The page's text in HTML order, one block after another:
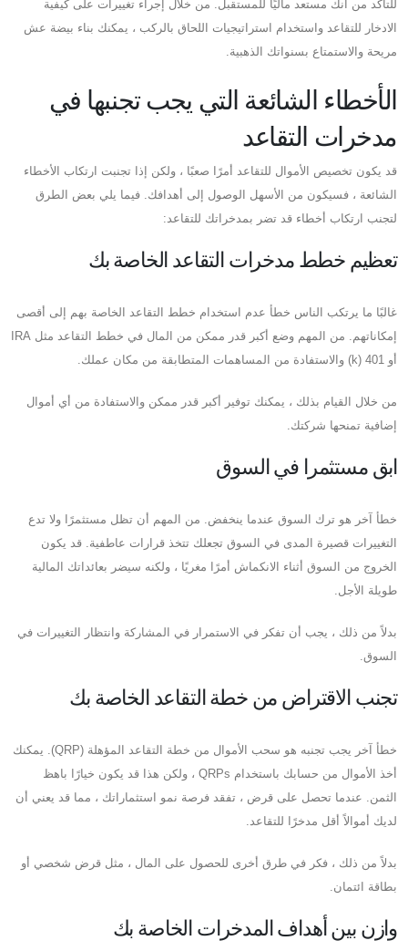
للتأكد من أنك مستعد ماليًا للمستقبل. من خلال إجراء تغييرات على كيفية
الادخار للتقاعد واستخدام استراتيجيات اللحاق بالركب ، يمكنك بناء بيضة عش
مريحة والاستمتاع بسنواتك الذهبية.
الأخطاء الشائعة التي يجب تجنبها في
مدخرات التقاعد
قد يكون تخصيص الأموال للتقاعد أمرًا صعبًا ، ولكن إذا تجنبت ارتكاب الأخطاء
الشائعة ، فسيكون من الأسهل الوصول إلى أهدافك. فيما يلي بعض الطرق
لتجنب ارتكاب أخطاء قد تضر بمدخراتك للتقاعد:
تعظيم خطط مدخرات التقاعد الخاصة بك
غالبًا ما يرتكب الناس خطأ عدم استخدام خطط التقاعد الخاصة بهم إلى أقصى
إمكاناتهم. من المهم وضع أكبر قدر ممكن من المال في خطط التقاعد مثل IRA
أو 401 (k) والاستفادة من المساهمات المتطابقة من مكان عملك.
من خلال القيام بذلك ، يمكنك توفير أكبر قدر ممكن والاستفادة من أي أموال
إضافية تمنحها شركتك.
ابق مستثمرا في السوق
خطأ آخر هو ترك السوق عندما ينخفض. من المهم أن تظل مستثمرًا ولا تدع
التغييرات قصيرة المدى في السوق تجعلك تتخذ قرارات عاطفية. قد يكون
الخروج من السوق أثناء الانكماش أمرًا مغريًا ، ولكنه سيضر بعائداتك المالية
طويلة الأجل.
بدلاً من ذلك ، يجب أن تفكر في الاستمرار في المشاركة وانتظار التغييرات في
السوق.
تجنب الاقتراض من خطة التقاعد الخاصة بك
خطأ آخر يجب تجنبه هو سحب الأموال من خطة التقاعد المؤهلة (QRP). يمكنك
أخذ الأموال من حسابك باستخدام QRPs ، ولكن هذا قد يكون خيارًا باهظ
الثمن. عندما تحصل على قرض ، تفقد فرصة نمو استثماراتك ، مما قد يعني أن
لديك أموالاً أقل مدخرًا للتقاعد.
بدلاً من ذلك ، فكر في طرق أخرى للحصول على المال ، مثل قرض شخصي أو
بطاقة ائتمان.
وازن بين أهداف المدخرات الخاصة بك